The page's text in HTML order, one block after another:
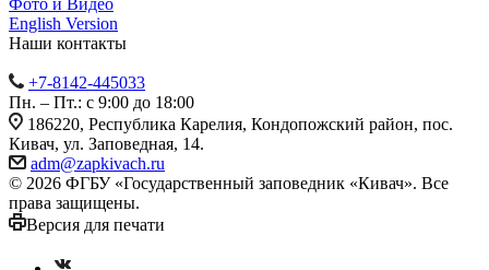
English Version
Наши контакты
+7-8142-445033
Пн. – Пт.: с 9:00 до 18:00
186220, Республика Карелия, Кондопожский район, пос.
Кивач, ул. Заповедная, 14.
adm@zapkivach.ru
© 2026 ФГБУ «Государственный заповедник «Кивач». Все
права защищены.
Версия для печати